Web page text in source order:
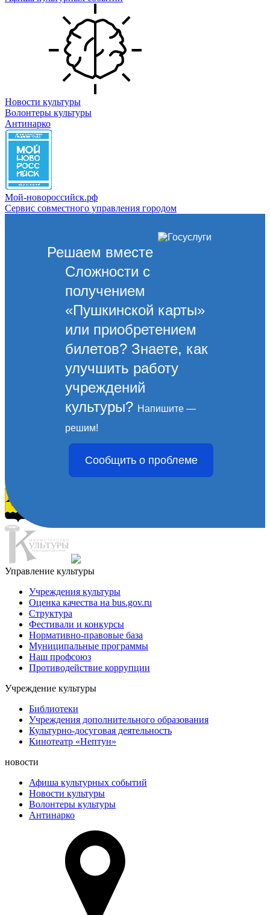
Новости культуры
Волонтеры культуры
Антинарко
Мой-новороссийск.рф
Сервис совместного управления городом
Решаем вместе
Сложности с
получением
«Пушкинской карты»
или приобретением
билетов? Знаете, как
улучшить работу
учреждений
культуры? Напишите —
решим!
Сообщить о проблеме
Творческие союзы
Управление культуры
Учреждения культуры
Оценка качества на bus.gov.ru
Структура
Фестивали и конкурсы
Нормативно-правовые база
Муниципальные программы
Наш профсоюз
Противодействие коррупции
Учреждение культуры
Библиотеки
Учреждения дополнительного образования
Культурно-досуговая деятельность
Кинотеатр «Нептун»
новости
Афиша культурных событий
Новости культуры
Волонтеры культуры
Антинарко